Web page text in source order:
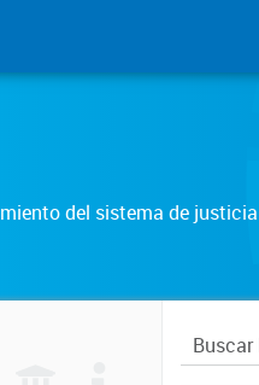
del sistema de